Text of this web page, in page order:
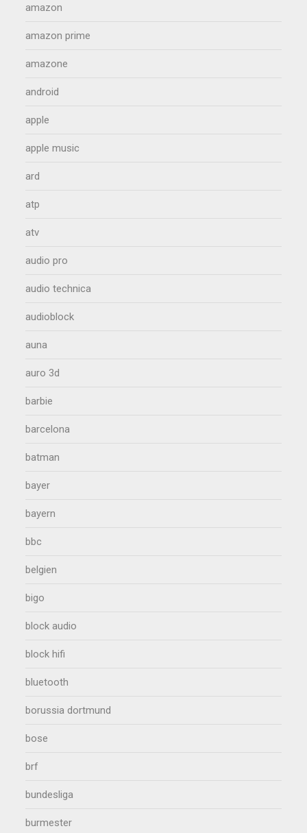
amazon
amazon prime
amazone
android
apple
apple music
ard
atp
atv
audio pro
audio technica
audioblock
auna
auro 3d
barbie
barcelona
batman
bayer
bayern
bbc
belgien
bigo
block audio
block hifi
bluetooth
borussia dortmund
bose
brf
bundesliga
burmester